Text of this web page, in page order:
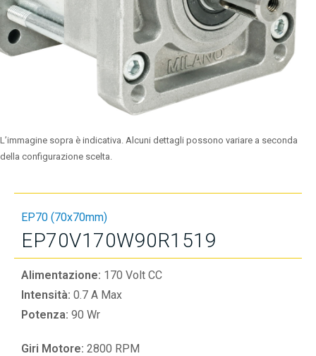
L’immagine sopra è indicativa. Alcuni dettagli possono variare a seconda
della configurazione scelta.
EP70 (70x70mm)
EP70V170W90R1519
Alimentazione: 170 Volt CC
Intensità: 0.7 A Max
Potenza: 90 Wr
Giri Motore: 2800 RPM